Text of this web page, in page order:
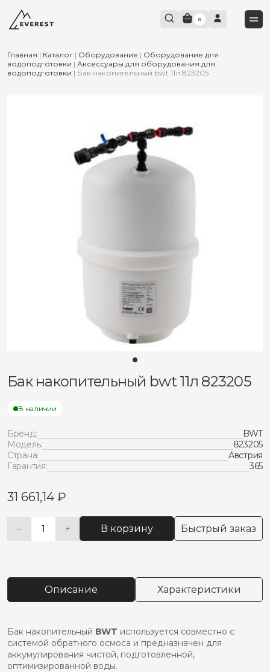
0
Главная | Каталог | Оборудование | Оборудование для
водоподготовки | Аксессуары для оборудования для
водоподготовки | Бак накопительный bwt 11л 823205
Бак накопительный bwt 11л 823205
В наличии
Бренд:
BWT
Модель:
823205
Страна:
Австрия
Гарантия:
365
31 661,14 ₽
−
Количество
bwt
823205
+ В корзину Быстрый заказ
Alternative:
Описание Характеристики
Бак накопительный BWT используется совместно с
системой обратного осмоса и предназначен для
аккумулирования чистой, подготовленной,
оптимизированной воды.